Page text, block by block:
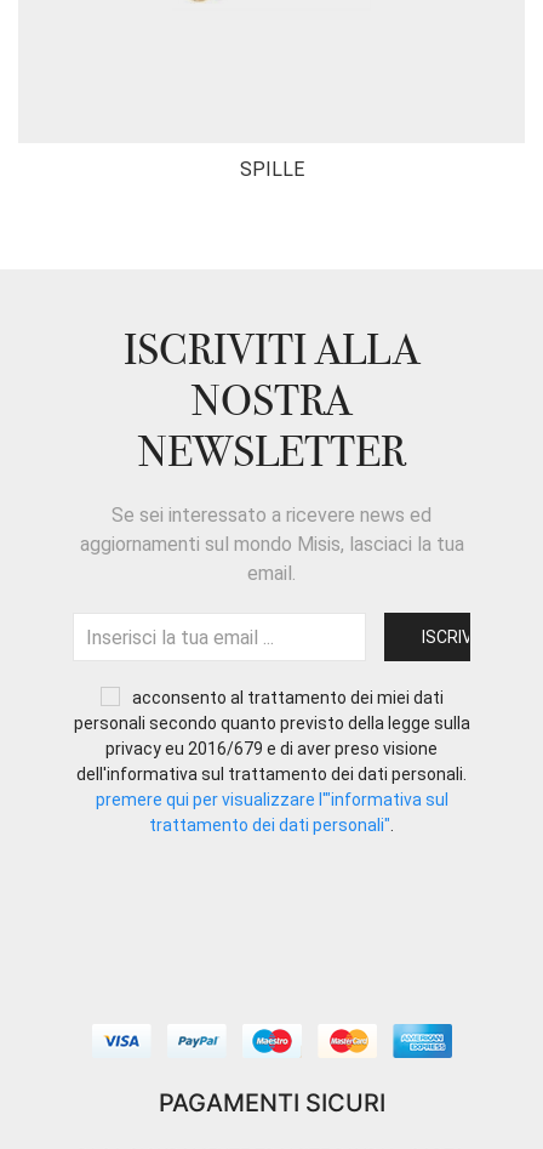
SPILLE
ISCRIVITI ALLA
NOSTRA
NEWSLETTER
Se sei interessato a ricevere news ed
aggiornamenti sul mondo Misis, lasciaci la tua
email.
acconsento al trattamento dei miei dati
personali secondo quanto previsto della legge sulla
privacy eu 2016/679 e di aver preso visione
dell'informativa sul trattamento dei dati personali.
premere qui per visualizzare l'"informativa sul
trattamento dei dati personali"
PAGAMENTI SICURI